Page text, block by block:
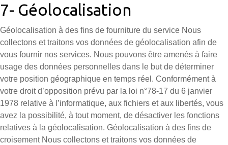
7- Géolocalisation
Géolocalisation à des fins de fourniture du service Nous
collectons et traitons vos données de géolocalisation afin de
vous fournir nos services. Nous pouvons être amenés à faire
usage des données personnelles dans le but de déterminer
votre position géographique en temps réel. Conformément à
votre droit d’opposition prévu par la loi n°78-17 du 6 janvier
1978 relative à l’informatique, aux fichiers et aux libertés, vous
avez la possibilité, à tout moment, de désactiver les fonctions
relatives à la géolocalisation. Géolocalisation à des fins de
croisement Nous collectons et traitons vos données de